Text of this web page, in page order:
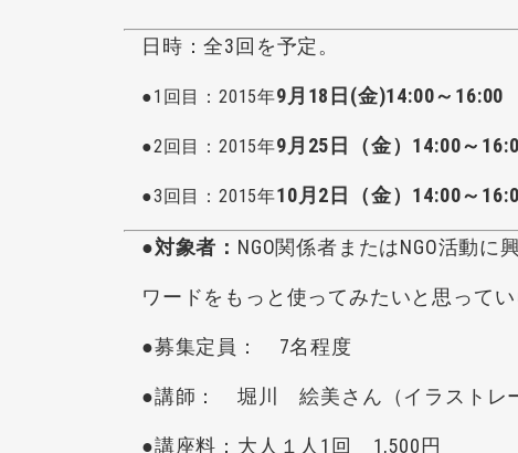
日時：全3回を予定。
●1回目：2015年9月18日(金)14:00～16:00
●2回目：2015年9月25日（金）14:00～
●3回目：2015年10月2日（金）14:00～
●対象者： NGO関係者またはNGO活動に
ワードをもっと使ってみたいと思ってい
●募集定員： 7名程度
●講師： 堀川 絵美さん（イラストレ
●講座料：大人１人1回 1,500円